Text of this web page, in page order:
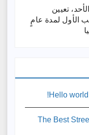
تعيين
الأول لمدة عامٍ
Hello world!
The Best